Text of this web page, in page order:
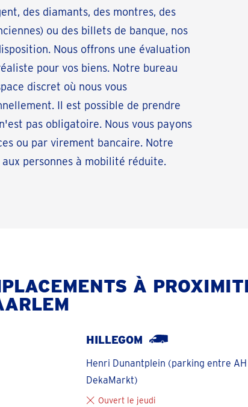
des diamants, des montres, des
ou des billets de banque, nos
Nous offrons une évaluation
pour vos biens. Notre bureau
discret où nous vous
Il est possible de prendre
pas obligatoire. Nous vous payons
ou par virement bancaire. Notre
personnes à mobilité réduite.
À
HILLEGOM
Henri Dunantplein (parking entre
DekaMarkt)
Ouvert le jeudi